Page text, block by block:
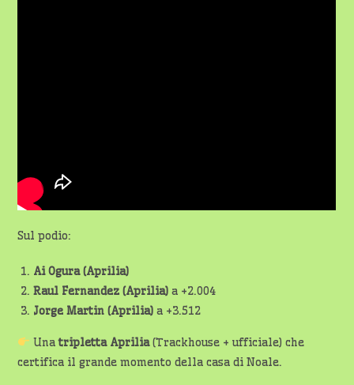
Sul podio:
Ai Ogura (Aprilia)
Raul Fernandez (Aprilia) a +2.004
Jorge Martin (Aprilia) a +3.512
Unatripletta Aprilia(Trackhouse + ufficiale) che
certifica il grande momento della casa di Noale.